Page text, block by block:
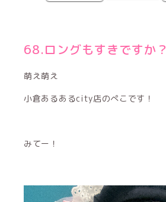
68.ロングもすきですか？
萌え萌え
小倉あるあるcity店のぺこです！
みてー！